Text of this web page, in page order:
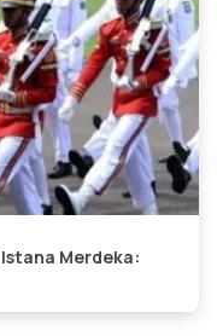
Merdeka: